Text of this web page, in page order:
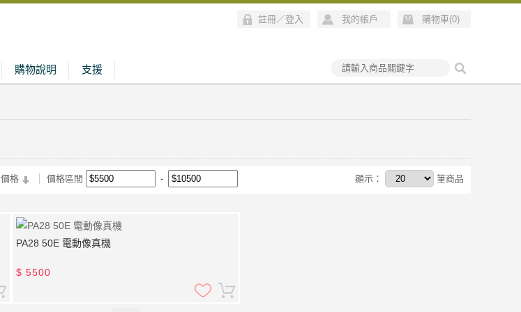
購物車(0)
我的帳戶
註冊／登入
購物說明 支援
價格 價格區間 顯示： 筆商品
PA28 50E 電動像真機
$ 5500